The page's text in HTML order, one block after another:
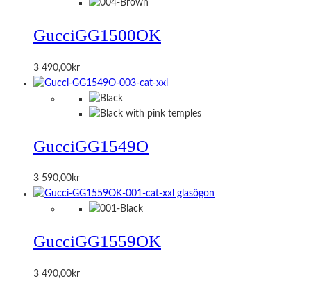
GucciGG1500OK
3 490,00kr
GucciGG1549O
3 590,00kr
GucciGG1559OK
3 490,00kr